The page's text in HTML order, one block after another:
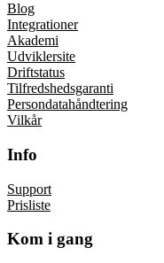
Blog
Integrationer
Akademi
Udviklersite
Driftstatus
Tilfredshedsgaranti
Persondatahåndtering
Vilkår
Info
Support
Prisliste
Kom i gang